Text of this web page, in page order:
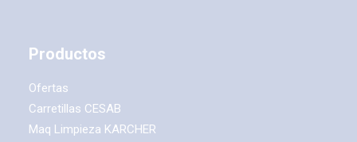
Productos
Ofertas
Carretillas CESAB
Maq Limpieza KARCHER